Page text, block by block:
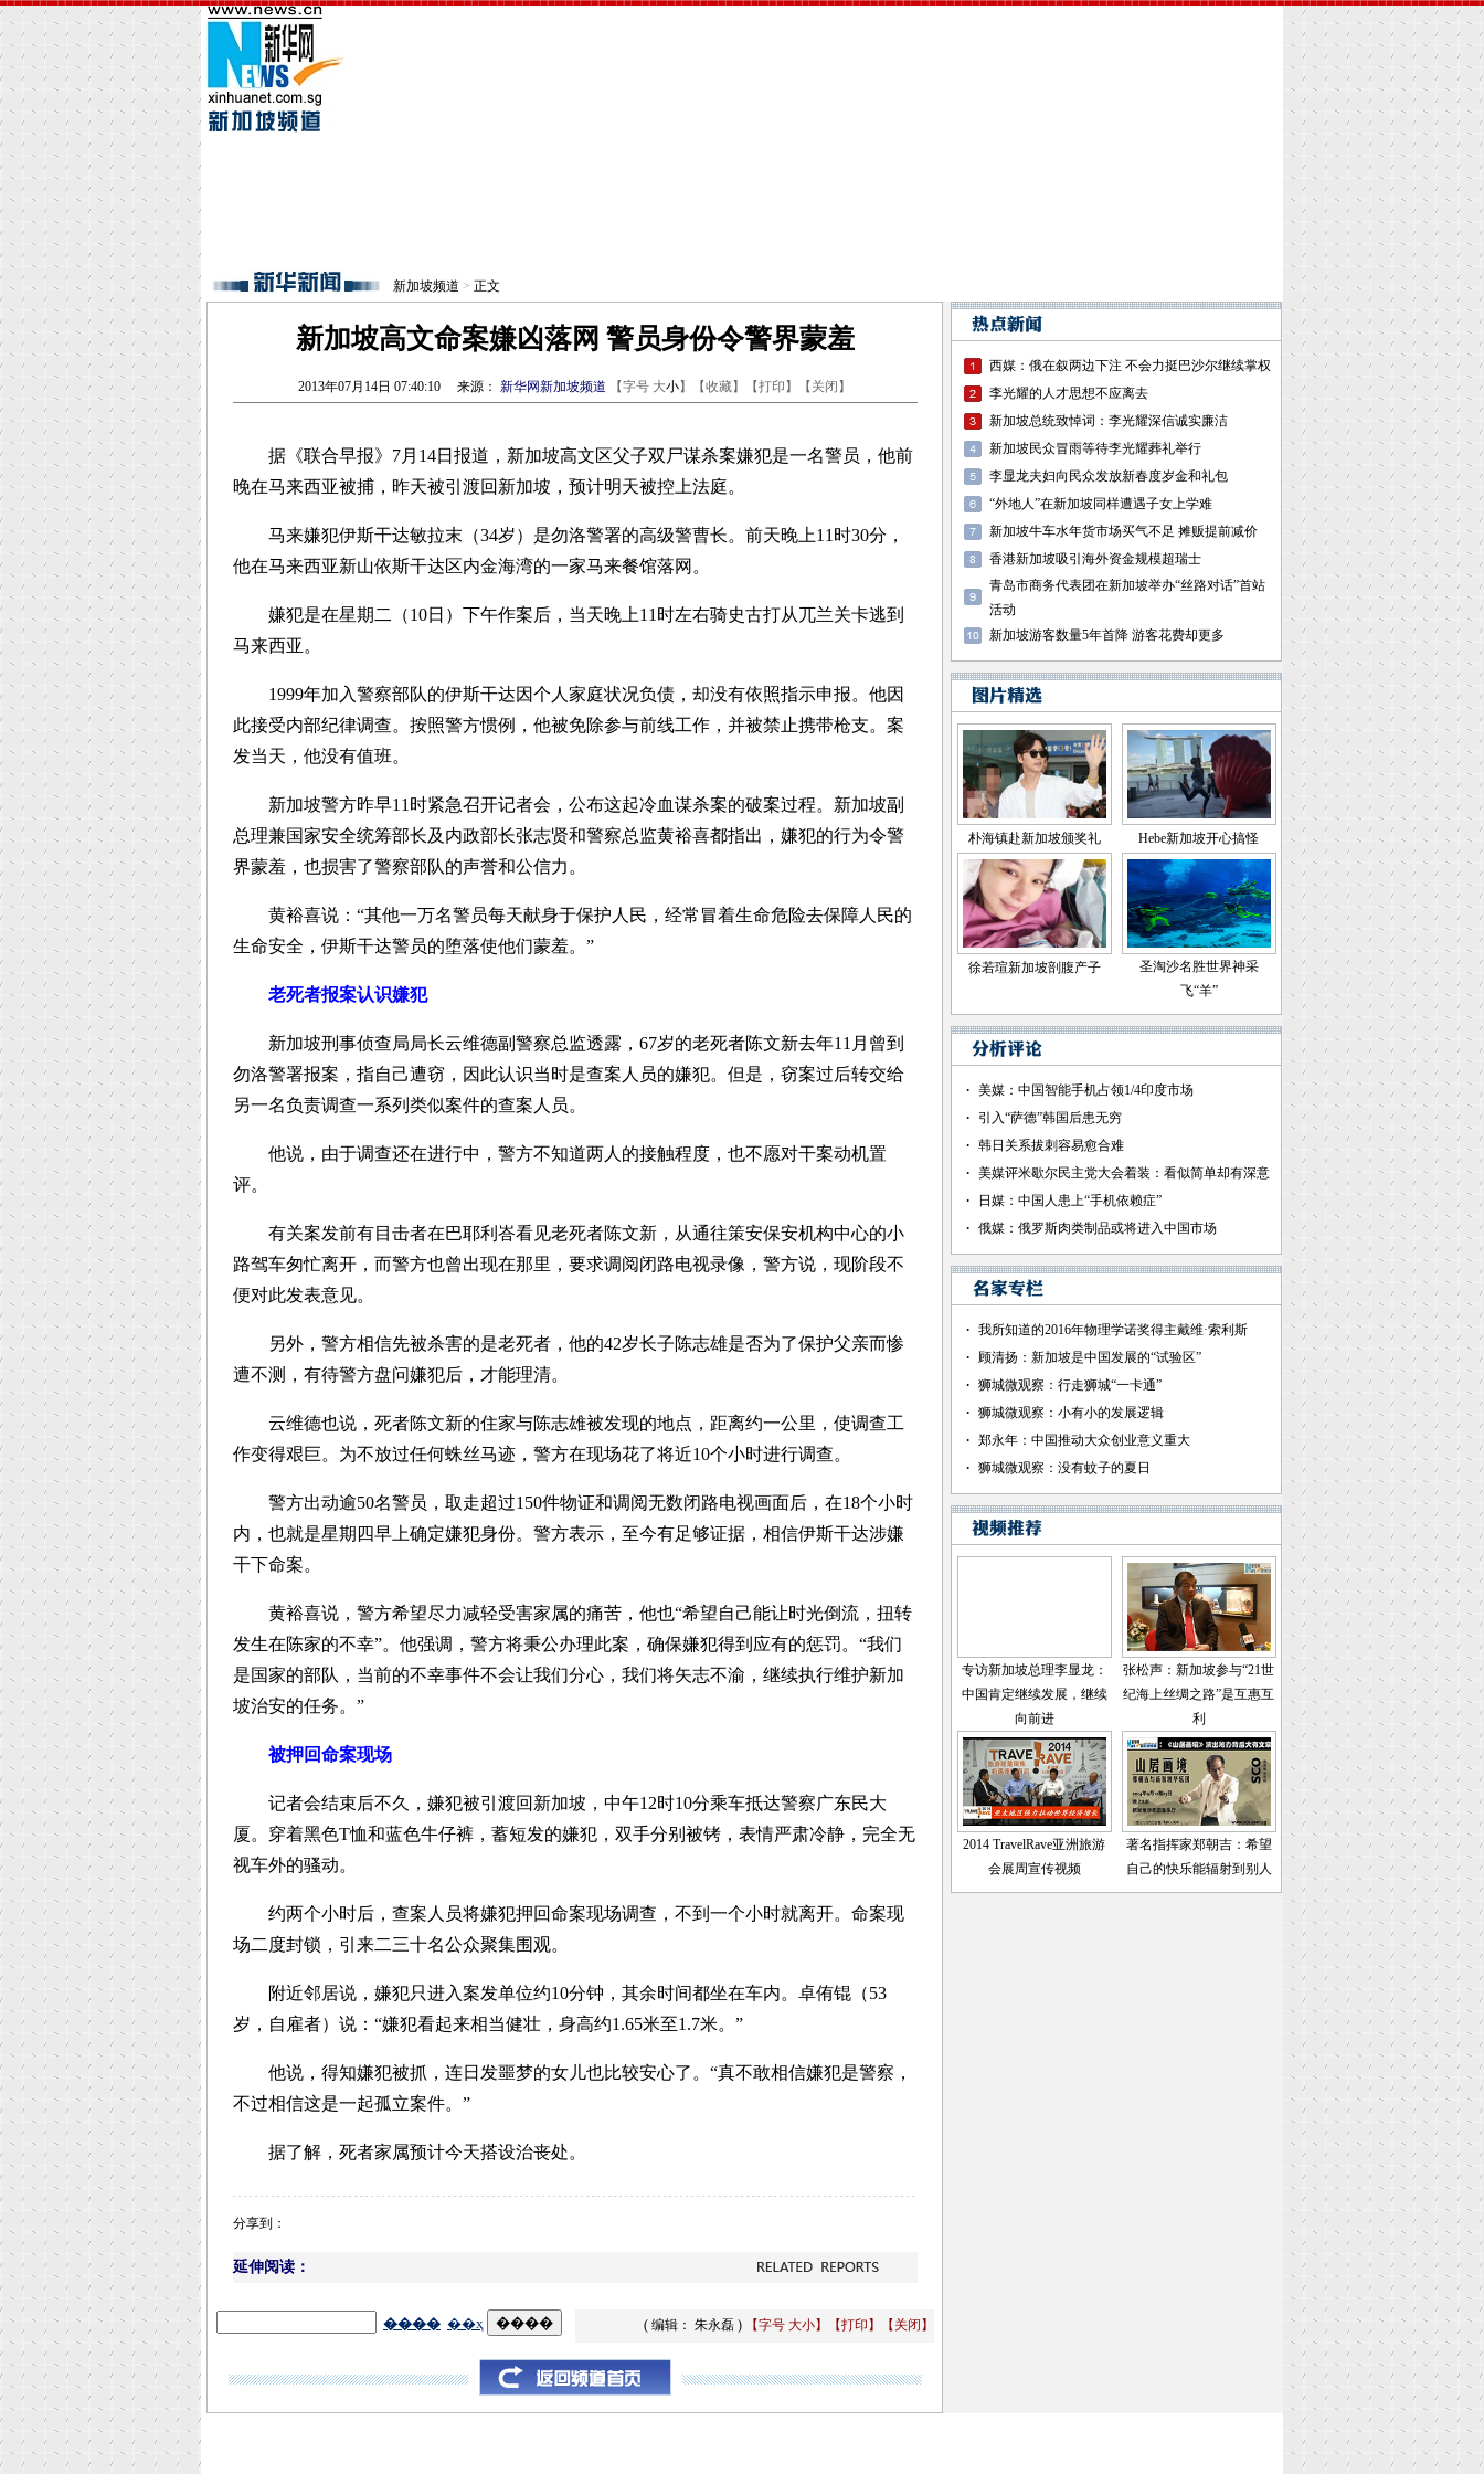
新加坡频道 > 正文
新加坡高文命案嫌凶落网 警员身份令警界蒙羞
2013年07月14日 07:40:10 来源： 新华网新加坡频道 【字号 大小】【收藏】【打印 】【 关闭 】
据《联合早报》7月14日报道，新加坡高文区父子双尸谋杀案嫌犯是一名警员，他前
晚在马来西亚被捕，昨天被引渡回新加坡，预计明天被控上法庭。
马来嫌犯伊斯干达敏拉末（34岁）是勿洛警署的高级警曹长。前天晚上11时30分，
他在马来西亚新山依斯干达区内金海湾的一家马来餐馆落网。
嫌犯是在星期二（10日）下午作案后，当天晚上11时左右骑史古打从兀兰关卡逃到
马来西亚。
1999年加入警察部队的伊斯干达因个人家庭状况负债，却没有依照指示申报。他因
此接受内部纪律调查。按照警方惯例，他被免除参与前线工作，并被禁止携带枪支。案
发当天，他没有值班。
新加坡警方昨早11时紧急召开记者会，公布这起冷血谋杀案的破案过程。新加坡副
总理兼国家安全统筹部长及内政部长张志贤和警察总监黄裕喜都指出，嫌犯的行为令警
界蒙羞，也损害了警察部队的声誉和公信力。
黄裕喜说：“其他一万名警员每天献身于保护人民，经常冒着生命危险去保障人民的
生命安全，伊斯干达警员的堕落使他们蒙羞。”
老死者报案认识嫌犯
新加坡刑事侦查局局长云维德副警察总监透露，67岁的老死者陈文新去年11月曾到
勿洛警署报案，指自己遭窃，因此认识当时是查案人员的嫌犯。但是，窃案过后转交给
另一名负责调查一系列类似案件的查案人员。
他说，由于调查还在进行中，警方不知道两人的接触程度，也不愿对干案动机置
评。
有关案发前有目击者在巴耶利峇看见老死者陈文新，从通往策安保安机构中心的小
路驾车匆忙离开，而警方也曾出现在那里，要求调阅闭路电视录像，警方说，现阶段不
便对此发表意见。
另外，警方相信先被杀害的是老死者，他的42岁长子陈志雄是否为了保护父亲而惨
遭不测，有待警方盘问嫌犯后，才能理清。
云维德也说，死者陈文新的住家与陈志雄被发现的地点，距离约一公里，使调查工
作变得艰巨。为不放过任何蛛丝马迹，警方在现场花了将近10个小时进行调查。
警方出动逾50名警员，取走超过150件物证和调阅无数闭路电视画面后，在18个小时
内，也就是星期四早上确定嫌犯身份。警方表示，至今有足够证据，相信伊斯干达涉嫌
干下命案。
黄裕喜说，警方希望尽力减轻受害家属的痛苦，他也“希望自己能让时光倒流，扭转
发生在陈家的不幸”。他强调，警方将秉公办理此案，确保嫌犯得到应有的惩罚。“我们
是国家的部队，当前的不幸事件不会让我们分心，我们将矢志不渝，继续执行维护新加
坡治安的任务。”
被押回命案现场
记者会结束后不久，嫌犯被引渡回新加坡，中午12时10分乘车抵达警察广东民大
厦。穿着黑色T恤和蓝色牛仔裤，蓄短发的嫌犯，双手分别被铐，表情严肃冷静，完全无
视车外的骚动。
约两个小时后，查案人员将嫌犯押回命案现场调查，不到一个小时就离开。命案现
场二度封锁，引来二三十名公众聚集围观。
附近邻居说，嫌犯只进入案发单位约10分钟，其余时间都坐在车内。卓侑锟（53
岁，自雇者）说：“嫌犯看起来相当健壮，身高约1.65米至1.7米。”
他说，得知嫌犯被抓，连日发噩梦的女儿也比较安心了。“真不敢相信嫌犯是警察，
不过相信这是一起孤立案件。”
据了解，死者家属预计今天搭设治丧处。
分享到：
延伸阅读：
( 编辑： 朱永磊 ) 【字号 大小】 【打印 】 【 关闭 】